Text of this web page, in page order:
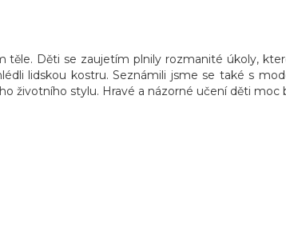
Děti se zaujetím plnily rozmanité úkoly,
lidskou kostru. Seznámili jsme se také s
životního stylu. Hravé a názorné učení děti moc